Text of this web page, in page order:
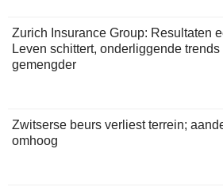
Zurich Insurance Group: Resultaten
Leven schittert, onderliggende
gemengder
Zwitserse beurs verliest terrein;
omhoog